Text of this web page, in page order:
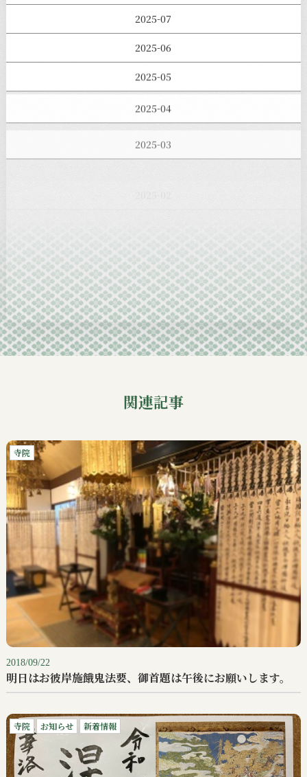
2025-07
2025-06
2025-05
2025-04
2025-02
2025-01
2024-11
2024-10
2024-09
関連記事
寺院
2018/09/22
明日はお彼岸施餓鬼法要、御首題は午後にお願いします。
寺院 お知らせ 新着情報